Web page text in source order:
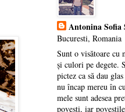
Antonina Sofia
Bucuresti, Romania
Sunt o visătoare cu
și culori pe degete.
pictez ca să dau
nu încap mereu în
mele sunt adesea
povești, iar